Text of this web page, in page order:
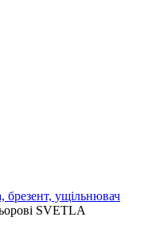
брезент, ущільнювач
SVETLA